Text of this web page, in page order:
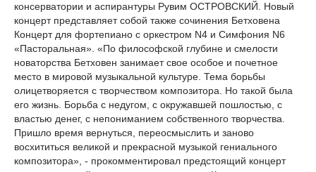
консерватории и аспирантуры Рувим ОСТРОВСКИЙ. Новый
концерт представляет собой также сочинения Бетховена
Концерт для фортепиано с оркестром N4 и Симфония N6
«Пасторальная». «По философской глубине и смелости
новаторства Бетховен занимает свое особое и почетное
место в мировой музыкальной культуре. Тема борьбы
олицетворяется с творчеством композитора. Но такой была
его жизнь. Борьба с недугом, с окружавшей пошлостью, с
властью денег, с непониманием собственного творчества.
Пришло время вернуться, переосмыслить и заново
восхититься великой и прекрасной музыкой гениального
композитора», - прокомментировал предстоящий концерт